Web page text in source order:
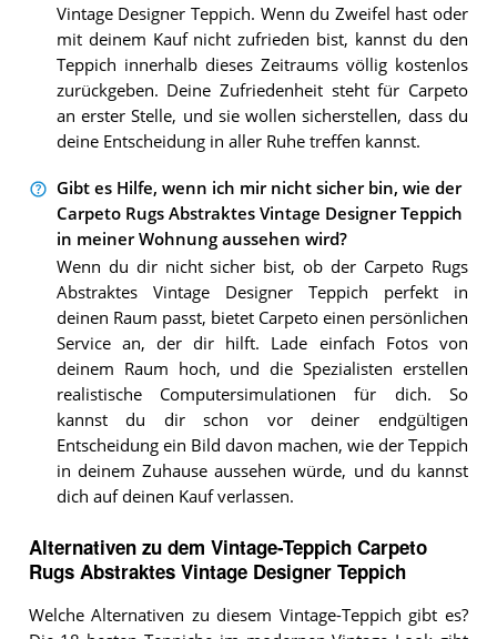
Vintage Designer Teppich. Wenn du Zweifel hast oder
mit deinem Kauf nicht zufrieden bist, kannst du den
Teppich innerhalb dieses Zeitraums völlig kostenlos
zurückgeben. Deine Zufriedenheit steht für Carpeto
an erster Stelle, und sie wollen sicherstellen, dass du
deine Entscheidung in aller Ruhe treffen kannst.
Gibt es Hilfe, wenn ich mir nicht sicher bin, wie der
Carpeto Rugs Abstraktes Vintage Designer Teppich
in meiner Wohnung aussehen wird?
Wenn du dir nicht sicher bist, ob der Carpeto Rugs
Abstraktes Vintage Designer Teppich perfekt in
deinen Raum passt, bietet Carpeto einen persönlichen
Service an, der dir hilft. Lade einfach Fotos von
deinem Raum hoch, und die Spezialisten erstellen
realistische Computersimulationen für dich. So
kannst du dir schon vor deiner endgültigen
Entscheidung ein Bild davon machen, wie der Teppich
in deinem Zuhause aussehen würde, und du kannst
dich auf deinen Kauf verlassen.
Alternativen zu dem Vintage-Teppich Carpeto
Rugs Abstraktes Vintage Designer Teppich
Welche Alternativen zu diesem Vintage-Teppich gibt es?